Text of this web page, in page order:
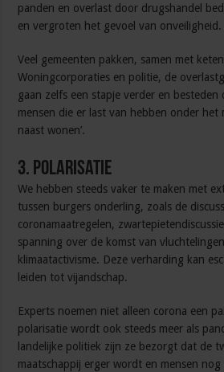
panden en overlast door drugshandel
en vergroten het gevoel van onveiligheid.
Veel gemeenten pakken, samen met
Woningcorporaties en politie, de
gaan zelfs een stapje verder en besteden
mensen die er last van hebben onder het
naast wonen’.
3. Polarisatie
We hebben steeds vaker te maken met
tussen burgers onderling, zoals de
coronamaatregelen,
spanning over de komst van
klimaatactivisme. Deze verharding kan
leiden tot vijandschap.
Experts noemen niet alleen corona een
polarisatie wordt ook steeds meer als
landelijke politiek zijn ze bezorgt dat de
maatschappij erger wordt en mensen